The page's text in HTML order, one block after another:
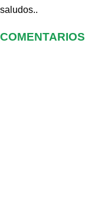
saludos..
COMENTARIOS